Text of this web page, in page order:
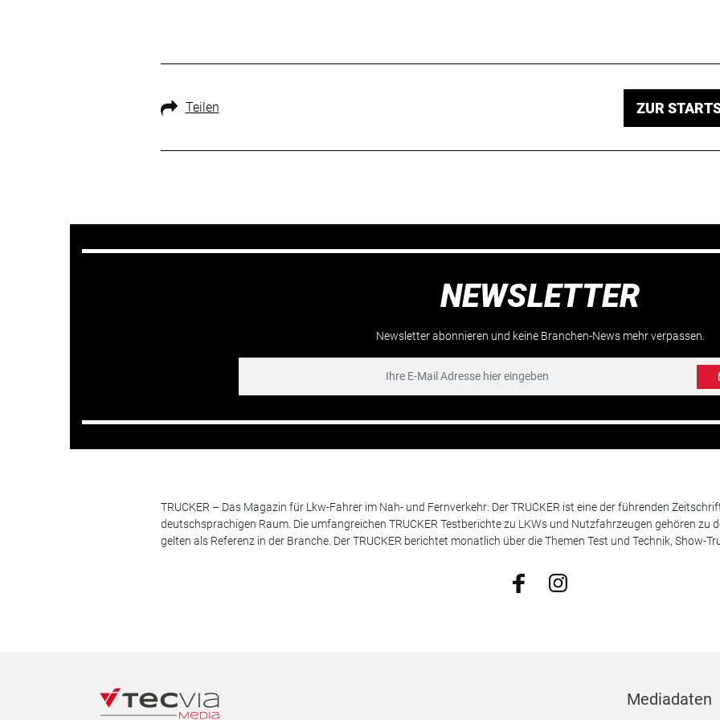
Teilen ZUR
NEWSLETTER
Newsletter abonnieren und keine Branchen-News mehr verpassen.
TRUCKER – Das Magazin für Lkw-Fahrer im Nah- und Fernverkehr: Der TRUCKER ist eine der führenden
deutschsprachigen Raum. Die umfangreichen TRUCKER Testberichte zu LKWs und Nutzfahrzeugen gehören zu
gelten als Referenz in der Branche. Der TRUCKER berichtet monatlich über die Themen Test und Technik, Show-
Mediadaten